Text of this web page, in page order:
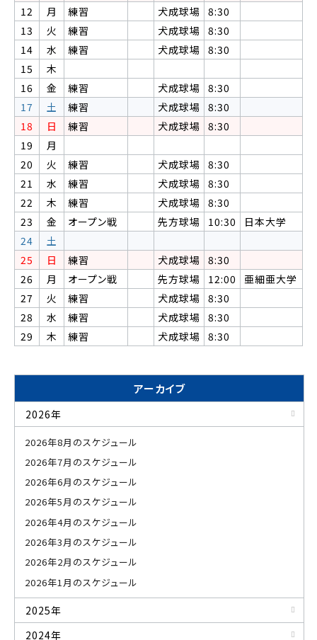
12
月 練習 犬成球場
8:30
13
火 練習 犬成球場
8:30
14
水 練習 犬成球場
8:30
15
木
16
金 練習 犬成球場
8:30
17
土 練習 犬成球場
8:30
18
日 練習 犬成球場
8:30
19
月
20
火 練習 犬成球場
8:30
21
水 練習 犬成球場
8:30
22
木 練習 犬成球場
8:30
23
金 オープン戦 先方球場 10:30
日本大学
24
土
25
日 練習 犬成球場
8:30
26
月 オープン戦 先方球場 12:00
亜細亜大学
27
火 練習 犬成球場
8:30
28
水 練習 犬成球場
8:30
29
木 練習 犬成球場 8:30
アーカイブ
2026年
2026年8月のスケジュール
2026年7月のスケジュール
2026年6月のスケジュール
2026年5月のスケジュール
2026年4月のスケジュール
2026年3月のスケジュール
2026年2月のスケジュール
2026年1月のスケジュール
2025年
2024年